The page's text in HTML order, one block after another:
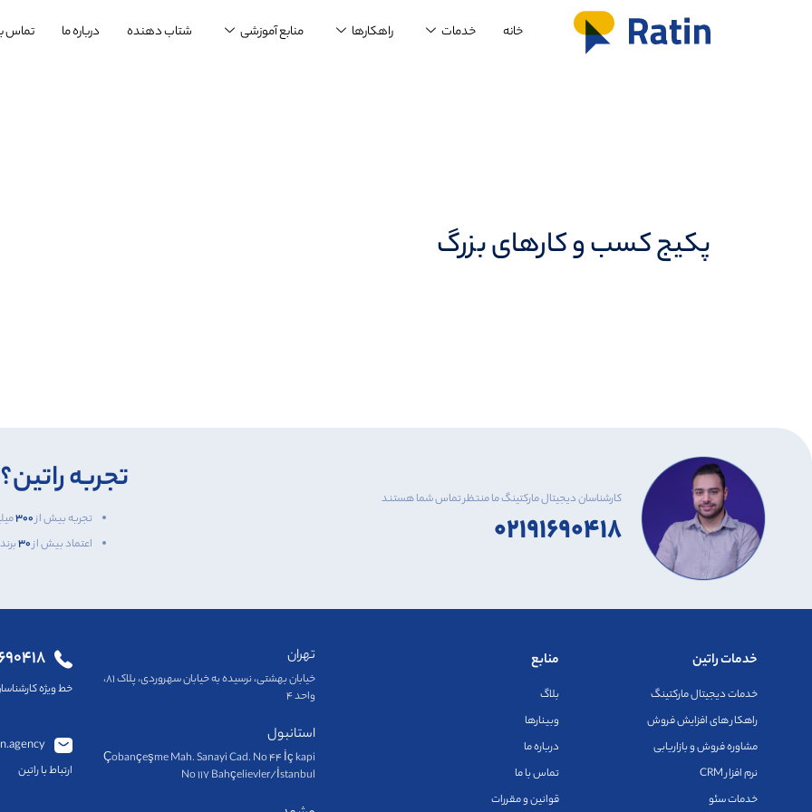
خانه خدمات راهکارها منابع آموزشی شتاب دهنده درباره ما تماس
پکیج کسب و کارهای بزرگ
کارشناسان دیجیتال مارکتینگ ما منتظر تماس شما هستند
۰۲۱۹۱۶۹۰۴۱۸
تجربه راتین؟
تجربه بیش از۳۰۰
اعتماد بیش از۳۰
خدمات راتین
خدمات دیجیتال مارکتینگ
راهکار های افزایش فروش
مشاوره فروش و بازاریابی
نرم افزار CRM
خدمات سئو
منابع
بلاگ
وبینارها
درباره ما
تماس با ما
قوانین و مقررات
تهران
خیابان بهشتی، نرسیده به خیابان سهروردی، پلاک ۸۱،
واحد ۴
استانبول
Çobançeşme Mah. Sanayi Cad. No 44 İç kapi
No 117 Bahçelievler/İstanbul
خط ویژه
ارتباط با راتین